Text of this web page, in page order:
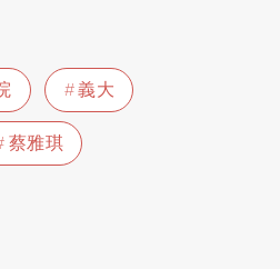
義大
蔡雅琪